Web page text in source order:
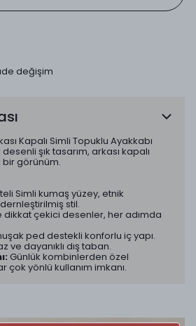
değişim
Kapalı Simli Topuklu Ayakkabı
desenli şık tasarım, arkası kapalı
görünüm.
Simli kumaş yüzey, etnik
stil.
dikkat çekici desenler, her adımda
ped destekli konforlu iç yapı.
ve dayanıklı dış taban.
Günlük kombinlerden özel
çok yönlü kullanım imkanı.